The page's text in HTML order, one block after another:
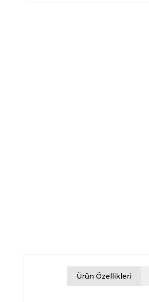
Ürün Özellikleri